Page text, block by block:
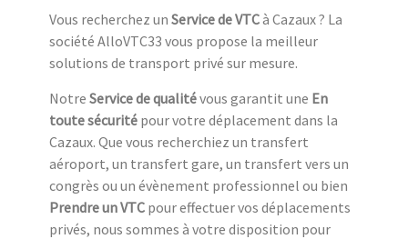
Vous recherchez un Service de VTCà Cazaux ? La
société AlloVTC33 vous propose la meilleur
solutions de transport privé sur mesure.
Notre Service de qualitévous garantit une En
toute sécurité pour votre déplacement dans la
Cazaux. Que vous recherchiez un transfert
aéroport, un transfert gare, un transfert vers un
congrès ou un évènement professionnel ou bien
Prendre un VTC pour effectuer vos déplacements
privés, nous sommes à votre disposition pour